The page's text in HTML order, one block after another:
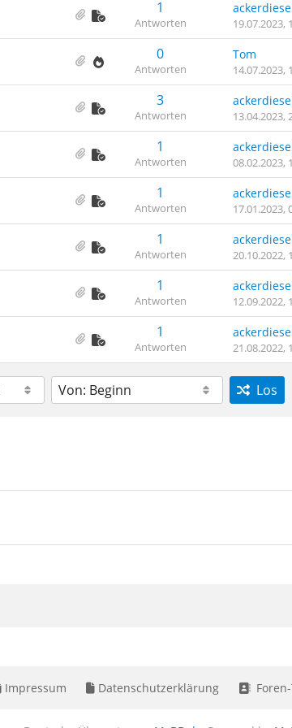
1
Antworten 19.07.2023,
0
Antworten
Tom
14.07.2023,
3
Antworten 13.04.2023,
1
Antworten 08.02.2023,
1
Antworten 17.01.2023,
1
Antworten 20.10.2022,
1
Antworten 12.09.2022,
1
Antworten 21.08.2022,
Los
Impressum Datenschutzerklärung Foren-